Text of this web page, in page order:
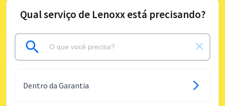
Qual serviço de Lenoxx está precisando?
Dentro da Garantia